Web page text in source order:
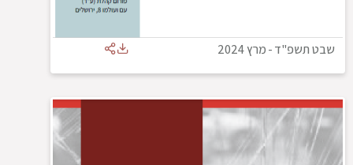
שבט תשפ"ד-מרץ 2024